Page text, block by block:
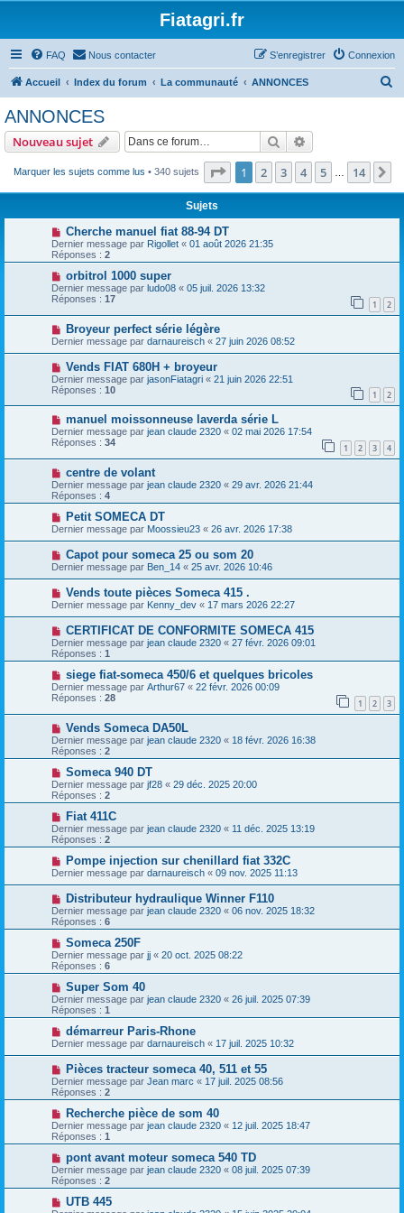
Fiatagri.fr
FAQ Nous contacter Connexion
S’enregistrer
Accueil Index du forum La communauté ANNONCES
ANNONCES
Nouveau sujet Rechercher
Marquer les sujets comme lus • 340 sujets Page 1sur14
1 2 3 4 5 14
Sujets
Cherche manuel fiat 88-94 DT
Dernier message par Rigollet « 01 août 2026 21:35
Réponses : 2
orbitrol 1000 super
Dernier message par ludo08 « 05 juil. 2026 13:32
Réponses : 17 1 2
Broyeur perfect série légère
Dernier message par darnaureisch « 27 juin 2026 08:52
Vends FIAT 680H + broyeur
Dernier message par jasonFiatagri « 21 juin 2026 22:51
Réponses : 10 1 2
manuel moissonneuse laverda série L
Dernier message par jean claude 2320 « 02 mai 2026 17:54
Réponses : 34 1 2 3 4
centre de volant
Dernier message par jean claude 2320 « 29 avr. 2026 21:44
Réponses : 4
Petit SOMECA DT
Dernier message par Moossieu23 « 26 avr. 2026 17:38
Capot pour someca 25 ou som 20
Dernier message par Ben_14 « 25 avr. 2026 10:46
Vends toute pièces Someca 415 .
Dernier message par Kenny_dev « 17 mars 2026 22:27
CERTIFICAT DE CONFORMITE SOMECA 415
Dernier message par jean claude 2320 « 27 févr. 2026 09:01
Réponses : 1
siege fiat-someca 450/6 et quelques bricoles
Dernier message par Arthur67 « 22 févr. 2026 00:09
Réponses : 28 1 2 3
Vends Someca DA50L
Dernier message par jean claude 2320 « 18 févr. 2026 16:38
Réponses : 2
Someca 940 DT
Dernier message par jf28 « 29 déc. 2025 20:00
Réponses : 2
Fiat 411C
Dernier message par jean claude 2320 « 11 déc. 2025 13:19
Réponses : 2
Pompe injection sur chenillard fiat 332C
Dernier message par darnaureisch « 09 nov. 2025 11:13
Distributeur hydraulique Winner F110
Dernier message par jean claude 2320 « 06 nov. 2025 18:32
Réponses : 6
Someca 250F
Dernier message par jj « 20 oct. 2025 08:22
Réponses : 6
Super Som 40
Dernier message par jean claude 2320 « 26 juil. 2025 07:39
Réponses : 1
démarreur Paris-Rhone
Dernier message par darnaureisch « 17 juil. 2025 10:32
Pièces tracteur someca 40, 511 et 55
Dernier message par Jean marc « 17 juil. 2025 08:56
Réponses : 2
Recherche pièce de som 40
Dernier message par jean claude 2320 « 12 juil. 2025 18:47
Réponses : 1
pont avant moteur someca 540 TD
Dernier message par jean claude 2320 « 08 juil. 2025 07:39
Réponses : 2
UTB 445